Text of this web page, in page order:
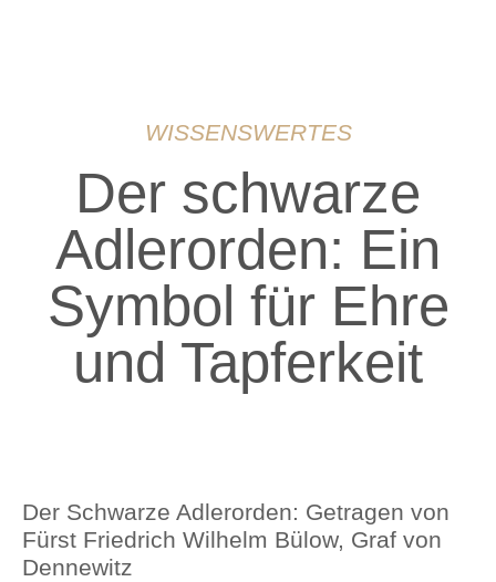
WISSENSWERTES
Der schwarze
Adlerorden: Ein
Symbol für Ehre
und Tapferkeit
Der Schwarze Adlerorden: Getragen von
Fürst Friedrich Wilhelm Bülow, Graf von
Dennewitz